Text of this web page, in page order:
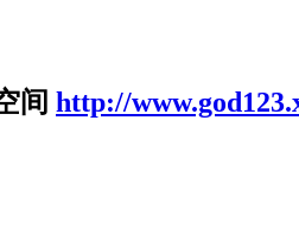
间 http://